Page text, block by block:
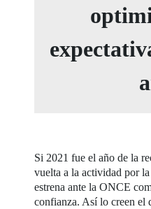
Si 2021 fue el año de la
vuelta a la actividad por
estrena ante la ONCE
confianza. Así lo creen el